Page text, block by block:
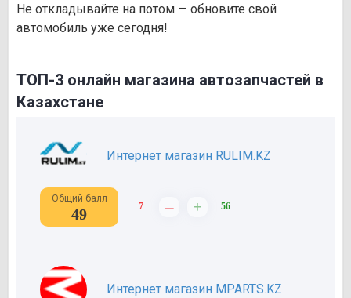
Не откладывайте на потом — обновите свой
автомобиль уже сегодня!
ТОП-3 онлайн магазина автозапчастей в
Казахстане
Интернет магазин RULIM.KZ
Общий балл
49 7 – + 56
Интернет магазин MPARTS.KZ